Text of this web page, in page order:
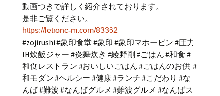
動画つきで詳しく紹介されております。
是非ご覧ください。
https://letronc-m.com/83362
#zojirushi #象印食堂 #象印 #象印マホービン #圧力
IH炊飯ジャー #炎舞炊き #綾野剛 #ごはん #和食 #
和食レストラン #おいしいごはん #ごはんのお供 #
和モダン #ヘルシー #健康 #ランチ #こだわり #な
んば #難波 #なんばグルメ #難波グルメ #なんばス